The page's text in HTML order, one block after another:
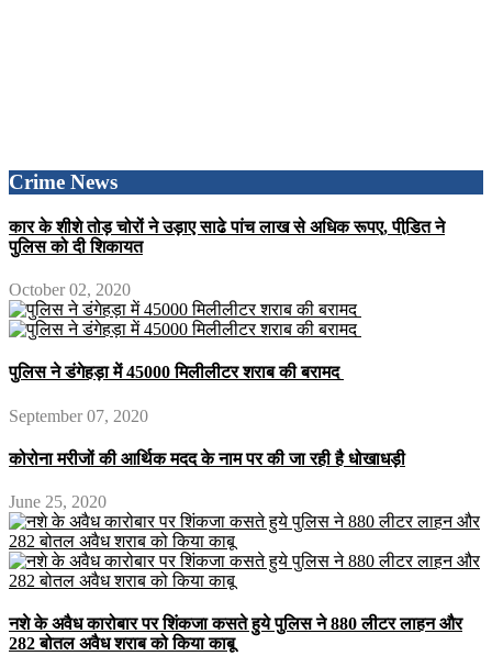
Crime News
कार के शीशे तोड़ चोरों ने उड़ाए साढे पांच लाख से अधिक रूपए, पीडि़त ने
पुलिस को दी शिकायत
October 02, 2020
पुलिस ने डंगेहड़ा में 45000 मिलीलीटर शराब की बरामद
September 07, 2020
कोरोना मरीजों की आर्थिक मदद के नाम पर की जा रही है धोखाधड़ी
June 25, 2020
नशे के अवैध कारोबार पर शिंकजा कसते हुये पुलिस ने 880 लीटर लाहन और
282 बोतल अवैध शराब को किया काबू